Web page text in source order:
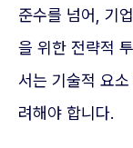
준수를 넘어, 기
을 위한 전략적
서는 기술적 요
려해야 합니다.